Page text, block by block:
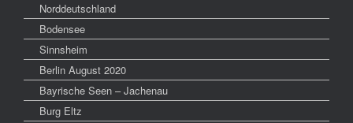
Norddeutschland
Bodensee
Sinnsheim
Berlin August 2020
Bayrische Seen – Jachenau
Burg Eltz